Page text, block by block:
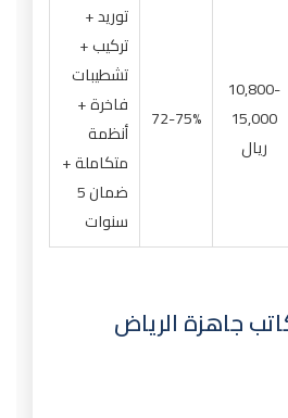
10,800-
15,000
ريال
72-75%
توريد +
تركيب +
تشطيبات
فاخرة +
أنظمة
متكاملة +
ضمان 5
سنوات
جاهزة الرياض